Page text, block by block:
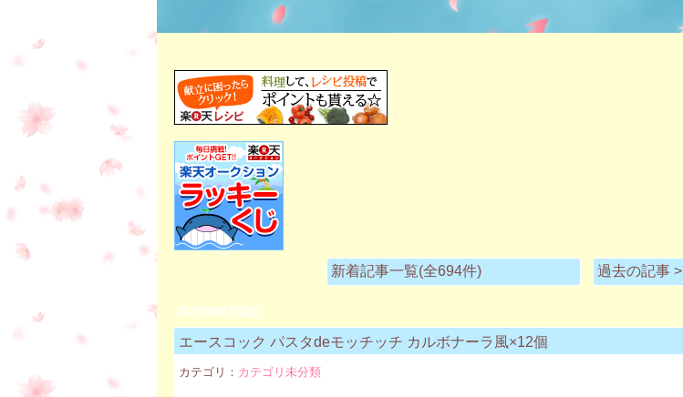
新着記事一覧(全694件) 過去の記事 >
2025年08月22日
エースコック パスタdeモッチッチ カルボナーラ風×12個
カテゴリ： カテゴリ未分類